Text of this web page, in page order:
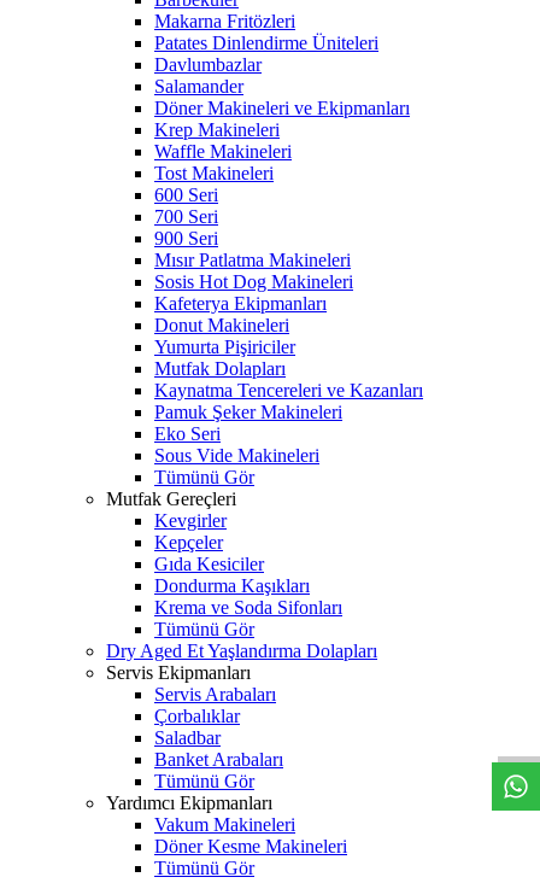
Makarna Fritözleri
Patates Dinlendirme Üniteleri
Davlumbazlar
Salamander
Döner Makineleri ve Ekipmanları
Krep Makineleri
Waffle Makineleri
Tost Makineleri
600 Seri
700 Seri
900 Seri
Mısır Patlatma Makineleri
Sosis Hot Dog Makineleri
Kafeterya Ekipmanları
Donut Makineleri
Yumurta Pişiriciler
Mutfak Dolapları
Kaynatma Tencereleri ve Kazanları
Pamuk Şeker Makineleri
Eko Seri
Sous Vide Makineleri
Tümünü Gör
Mutfak Gereçleri
Kevgirler
Kepçeler
Gıda Kesiciler
Dondurma Kaşıkları
Krema ve Soda Sifonları
Tümünü Gör
Dry Aged Et Yaşlandırma Dolapları
Servis Ekipmanları
Servis Arabaları
Çorbalıklar
Saladbar
Banket Arabaları
Tümünü Gör
Yardımcı Ekipmanları
Vakum Makineleri
Döner Kesme Makineleri
Tümünü Gör